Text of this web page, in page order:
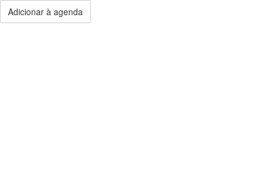
Adicionar à agenda